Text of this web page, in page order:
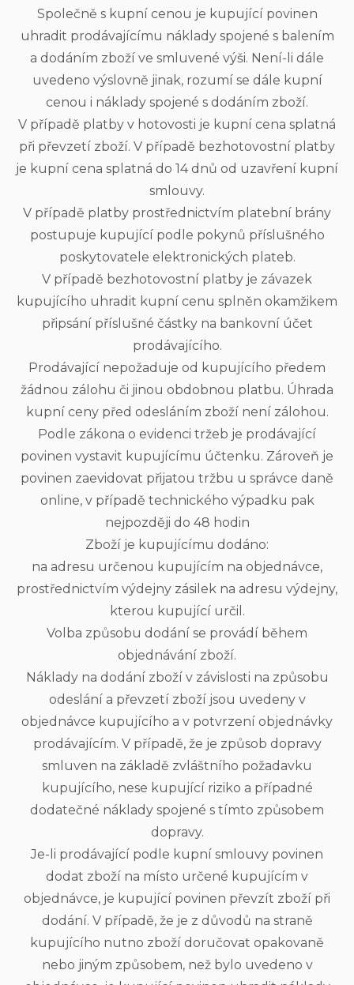
Společně s kupní cenou je kupující povinen
uhradit prodávajícímu náklady spojené s balením
a dodáním zboží ve smluvené výši. Není-li dále
uvedeno výslovně jinak, rozumí se dále kupní
cenou i náklady spojené s dodáním zboží.
V případě platby v hotovosti je kupní cena splatná
při převzetí zboží. V případě bezhotovostní platby
je kupní cena splatná do 14 dnů od uzavření kupní
smlouvy.
V případě platby prostřednictvím platební brány
postupuje kupující podle pokynů příslušného
poskytovatele elektronických plateb.
V případě bezhotovostní platby je závazek
kupujícího uhradit kupní cenu splněn okamžikem
připsání příslušné částky na bankovní účet
prodávajícího.
Prodávající nepožaduje od kupujícího předem
žádnou zálohu či jinou obdobnou platbu. Úhrada
kupní ceny před odesláním zboží není zálohou.
Podle zákona o evidenci tržeb je prodávající
povinen vystavit kupujícímu účtenku. Zároveň je
povinen zaevidovat přijatou tržbu u správce daně
online, v případě technického výpadku pak
nejpozději do 48 hodin
Zboží je kupujícímu dodáno:
na adresu určenou kupujícím na objednávce,
prostřednictvím výdejny zásilek na adresu výdejny,
kterou kupující určil.
Volba způsobu dodání se provádí během
objednávání zboží.
Náklady na dodání zboží v závislosti na způsobu
odeslání a převzetí zboží jsou uvedeny v
objednávce kupujícího a v potvrzení objednávky
prodávajícím. V případě, že je způsob dopravy
smluven na základě zvláštního požadavku
kupujícího, nese kupující riziko a případné
dodatečné náklady spojené s tímto způsobem
dopravy.
Je-li prodávající podle kupní smlouvy povinen
dodat zboží na místo určené kupujícím v
objednávce, je kupující povinen převzít zboží při
dodání. V případě, že je z důvodů na straně
kupujícího nutno zboží doručovat opakovaně
nebo jiným způsobem, než bylo uvedeno v